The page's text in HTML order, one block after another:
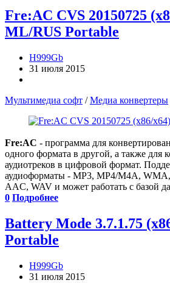
Fre:AC CVS 20150725
ML/RUS Portable
H999Gb
31 июля 2015
Мультимедиа софт /Медиа конвертеры
Fre:AC - программа для
одного формата в другой, а также для
аудиотреков в цифровой формат.
аудиоформаты - MP3, MP4/M4A,
AAC, WAV и может работать с базой
0 Подробнее
Battery Mode 3.7.1.75
Portable
H999Gb
31 июля 2015